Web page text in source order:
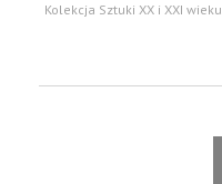
Kolekcja Sztuki XX i XXI wieku